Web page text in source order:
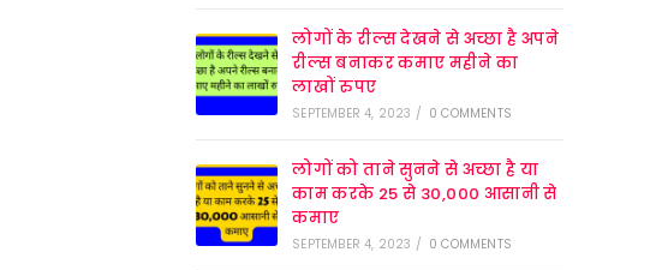
लोगों के रील्स देखने से अच्छा है अपने
रील्स बनाकर कमाए महीने का
लाखों रुपए
SEPTEMBER 4, 2023 / 0 COMMENTS
लोगों को ताने सुनने से अच्छा है या
काम करके 25 से 30,000 आसानी से
कमाए
SEPTEMBER 4, 2023 / 0 COMMENTS